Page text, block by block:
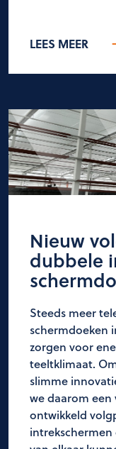
LEES MEER
Nieuw
dubbele
Steeds meer
schermdoeken
zorgen voor
teeltklimaat.
slimme
we daarom een
ontwikkeld